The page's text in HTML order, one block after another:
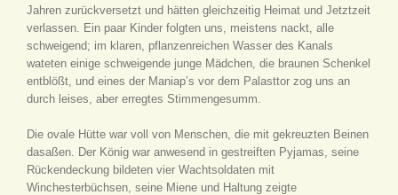
Jahren zurückversetzt und hätten gleichzeitig Heimat und Jetztzeit
verlassen. Ein paar Kinder folgten uns, meistens nackt, alle
schweigend; im klaren, pflanzenreichen Wasser des Kanals
wateten einige schweigende junge Mädchen, die braunen Schenkel
entblößt, und eines der Maniap’s vor dem Palasttor zog uns an
durch leises, aber erregtes Stimmengesumm.
Die ovale Hütte war voll von Menschen, die mit gekreuzten Beinen
dasaßen. Der König war anwesend in gestreiften Pyjamas, seine
Rückendeckung bildeten vier Wachtsoldaten mit
Winchesterbüchsen, seine Miene und Haltung zeigte